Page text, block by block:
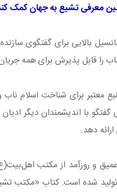
معرفی تشیع به جهان کمک
بالایی برای گفتگوی
را قابل پذیرش برای همه
معتبر برای شناخت اسلام
گفتگو با اندیشمندان دیگر
دهد.
و روزآمد از مکتب
شده است. کتاب «مکتب